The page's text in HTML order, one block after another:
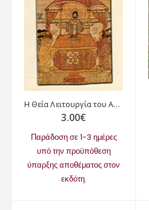
Η Θεία Λειτουργία του Αγίου Ιωάννου του Χρυσοστόμου
3.00€
Παράδοση σε 1-3 ημέρες
υπό την προϋπόθεση
ύπαρξης αποθέματος στον
εκδότη.